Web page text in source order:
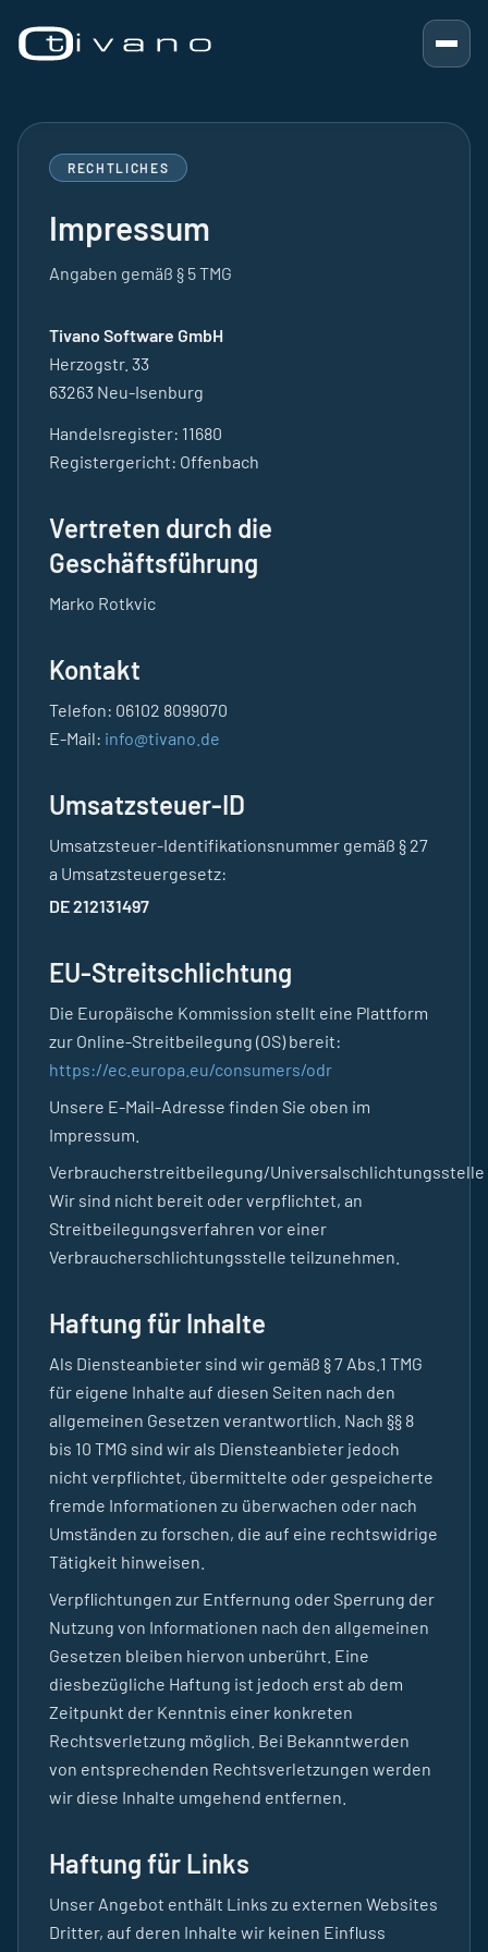
Menü
RECHTLICHES
Impressum
Angaben gemäß § 5 TMG
Tivano Software GmbH
Herzogstr. 33
63263 Neu-Isenburg
Handelsregister: 11680
Registergericht: Offenbach
Vertreten durch die
Geschäftsführung
Marko Rotkvic
Kontakt
Telefon: 06102 8099070
E-Mail: info@tivano.de
Umsatzsteuer-ID
Umsatzsteuer-Identifikationsnummer gemäß § 27
a Umsatzsteuergesetz:
DE 212131497
EU-Streitschlichtung
Die Europäische Kommission stellt eine Plattform
zur Online-Streitbeilegung (OS) bereit:
https://ec.europa.eu/consumers/odr
Unsere E-Mail-Adresse finden Sie oben im
Impressum.
Verbraucherstreitbeilegung/Universalschlichtungsstelle
Wir sind nicht bereit oder verpflichtet, an
Streitbeilegungsverfahren vor einer
Verbraucherschlichtungsstelle teilzunehmen.
Haftung für Inhalte
Als Diensteanbieter sind wir gemäß § 7 Abs.1 TMG
für eigene Inhalte auf diesen Seiten nach den
allgemeinen Gesetzen verantwortlich. Nach §§ 8
bis 10 TMG sind wir als Diensteanbieter jedoch
nicht verpflichtet, übermittelte oder gespeicherte
fremde Informationen zu überwachen oder nach
Umständen zu forschen, die auf eine rechtswidrige
Tätigkeit hinweisen.
Verpflichtungen zur Entfernung oder Sperrung der
Nutzung von Informationen nach den allgemeinen
Gesetzen bleiben hiervon unberührt. Eine
diesbezügliche Haftung ist jedoch erst ab dem
Zeitpunkt der Kenntnis einer konkreten
Rechtsverletzung möglich. Bei Bekanntwerden
von entsprechenden Rechtsverletzungen werden
wir diese Inhalte umgehend entfernen.
Haftung für Links
Unser Angebot enthält Links zu externen Websites
Dritter, auf deren Inhalte wir keinen Einfluss